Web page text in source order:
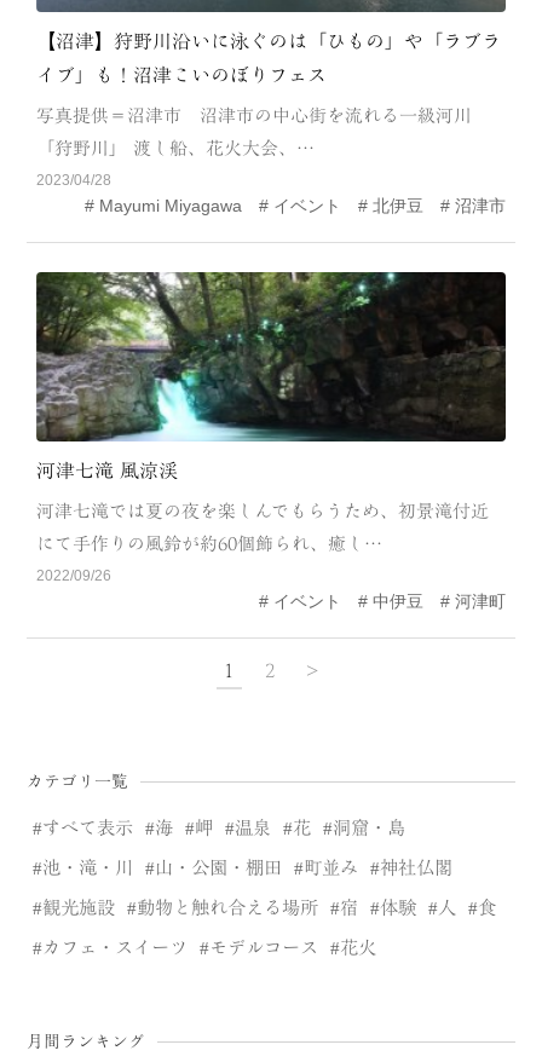
【沼津】狩野川沿いに泳ぐのは「ひもの」や「ラブラ
イブ」も！沼津こいのぼりフェス
写真提供＝沼津市 沼津市の中心街を流れる一級河川
「狩野川」 渡し船、花火大会、…
2023/04/28
Mayumi Miyagawa イベント 北伊豆 沼津市
河津七滝 風涼渓
河津七滝では夏の夜を楽しんでもらうため、初景滝付近
にて手作りの風鈴が約60個飾られ、癒し…
2022/09/26
イベント 中伊豆 河津町
1 2 >
カテゴリ一覧
すべて表示 海 岬 温泉 花 洞窟・島
池・滝・川 山・公園・棚田 町並み 神社仏閣
観光施設 動物と触れ合える場所 宿 体験 人 食
カフェ・スイーツ モデルコース 花火
月間ランキング